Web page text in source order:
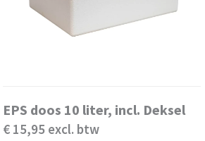
EPS doos 10 liter, incl. Deksel
€ 15,95 excl. btw